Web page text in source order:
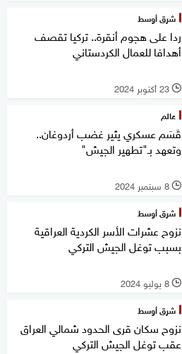
شرق أوسط
ردا على هجوم أنقرة.. تركيا تقصف
أهدافا للعمال الكردستاني
l 23 أكتوبر 2024
عالم
قَسَم عسكري يثير غضب أردوغان..
وتعهد بـ"تطهير الجيش"
l 8 سبتمبر 2024
شرق أوسط
نزوح عشرات الأسر الكردية العراقية
بسبب توغل الجيش التركي
l 8 يوليو 2024
شرق أوسط
نزوح سكان قرى الحدود شمالي العراق
عقب توغل الجيش التركي